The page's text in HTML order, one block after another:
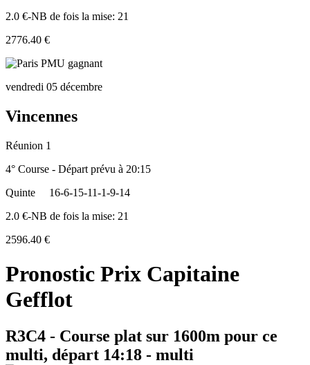
2.0 €-NB de fois la mise: 21
2776.40 €
vendredi 05 décembre
Vincennes
Réunion 1
4° Course - Départ prévu à 20:15
Quinte
16-6-15-11-1-9-14
2.0 €-NB de fois la mise: 21
2596.40 €
Pronostic Prix Capitaine
Gefflot
R3C4 - Course plat sur 1600m pour ce
multi, départ 14:18 - multi